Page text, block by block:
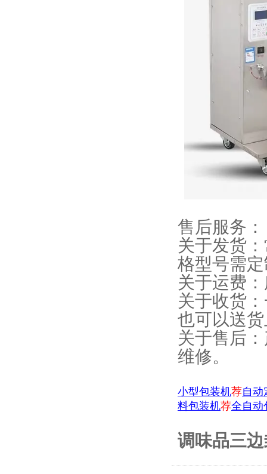
售后服务：
关于发货
格型号需
关于运费
关于收货
也可以送
关于售后
维修。
小型包装机荐自动
料包装机荐全自动
调味品三